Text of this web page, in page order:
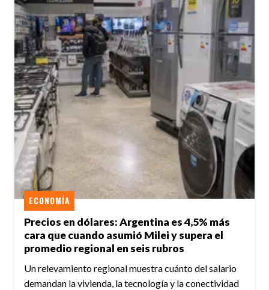
Precios en dólares: Argentina es 4,5% más
cara que cuando asumió Milei y supera el
promedio regional en seis rubros
ECONOMÍA
Un relevamiento regional muestra cuánto del salario
demandan la vivienda, la tecnología y la conectividad